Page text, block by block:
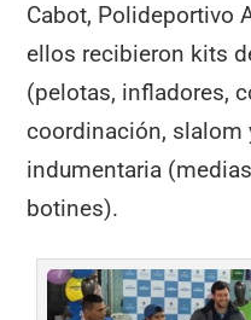
Cabot, Polideportivo
ellos recibieron kits
(pelotas, infladores,
coordinación, slalom
indumentaria
botines).